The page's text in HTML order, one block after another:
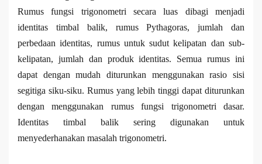
Rumus fungsi trigonometri secara luas dibagi menjadi
identitas timbal balik, rumus Pythagoras, jumlah dan
perbedaan identitas, rumus untuk sudut kelipatan dan sub-
kelipatan, jumlah dan produk identitas. Semua rumus ini
dapat dengan mudah diturunkan menggunakan rasio sisi
segitiga siku-siku. Rumus yang lebih tinggi dapat diturunkan
dengan menggunakan rumus fungsi trigonometri dasar.
Identitas timbal balik sering digunakan untuk
menyederhanakan masalah trigonometri.